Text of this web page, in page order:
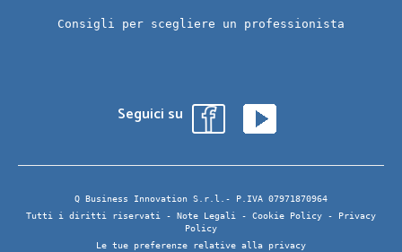
Consigli per scegliere un professionista
Seguici su
Q Business Innovation S.r.l.- P.IVA 07971870964
Tutti i diritti riservati - Note Legali - Cookie Policy -
Privacy
Policy
Le tue preferenze relative alla privacy